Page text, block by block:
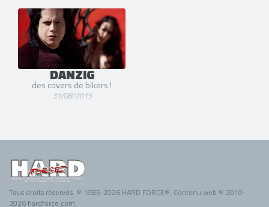
DANZIG
des covers de bikers !
31/08/2015
Tous droits réservés. © 1985-2026 HARD FORCE®. Contenu web © 2010-
2026 hardforce.com